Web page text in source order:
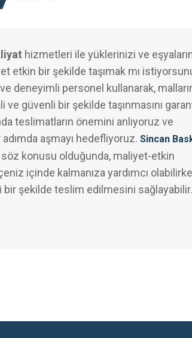
hizmetleri ile yüklerinizi ve
etkin bir şekilde taşımak mı
deneyimli personel kullanarak,
ve güvenli bir şekilde taşınmasını
teslimatların önemini anlıyoruz ve
aşmayı hedefliyoruz. Sincan
konusu olduğunda, maliyet-etkin
içinde kalmanıza yardımcı
bir şekilde teslim edilmesini sağlayabilir.